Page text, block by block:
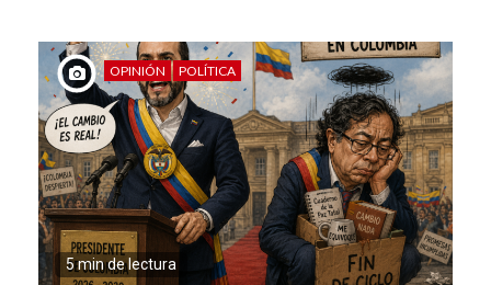
OPINIÓN POLÍTICA
5 min de lectura